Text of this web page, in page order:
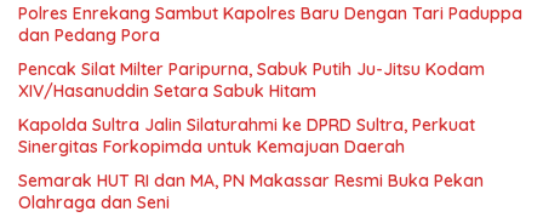
Polres Enrekang Sambut Kapolres Baru Dengan Tari Paduppa
dan Pedang Pora
Pencak Silat Milter Paripurna, Sabuk Putih Ju-Jitsu Kodam
XIV/Hasanuddin Setara Sabuk Hitam
Kapolda Sultra Jalin Silaturahmi ke DPRD Sultra, Perkuat
Sinergitas Forkopimda untuk Kemajuan Daerah
Semarak HUT RI dan MA, PN Makassar Resmi Buka Pekan
Olahraga dan Seni